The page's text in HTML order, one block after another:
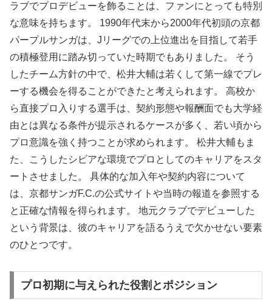
ラブでプロデビューを飾ることは、ファンにとっても特別
な意味を持ちます。 1990年代末から2000年代初頭の京都
パープルサンガは、Jリーグでの上位進出を目指して若手
の積極登用に踏み切っていた時期でもありました。 そう
したチーム方針の中で、松井大輔は若くして第一線でプレ
ーする機会を得ることができたと考えられます。 高校か
ら直接プロ入りする選手は、契約形態や報酬面でも大学経
由とは異なる条件が提示されるケースが多く、若い頃から
プロ意識を強く持つことが求められます。 松井大輔もま
た、こうしたシビアな環境でプロとしてのキャリアをスタ
ートさせました。 具体的な加入年や契約内容について
は、京都サンガF.C.の公式サイトや当時の報道を参照する
と正確な情報を得られます。 地元クラブでデビューした
という背景は、彼のキャリアを語るうえで欠かせない要素
のひとつです。
プロ初期に与えられた役割とポジション